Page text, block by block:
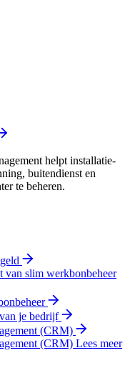
helpt installatie-
buitendienst en
te beheren.
van slim werkbonbeheer
je bedrijf
(CRM)
(CRM) Lees meer